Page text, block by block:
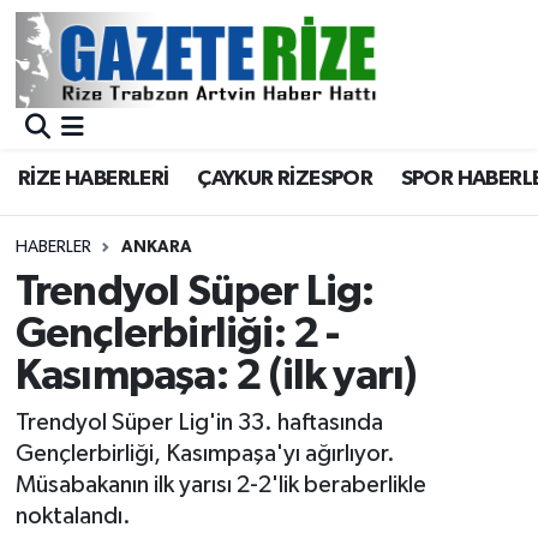
RİZE HABERLERİ ÇAYKUR RİZESPOR SPOR
HABERLER ANKARA
Trendyol Süper Lig:
Gençlerbirliği: 2 -
Kasımpaşa: 2 (ilk yarı)
Trendyol Süper Lig'in 33. haftasında
Gençlerbirliği, Kasımpaşa'yı ağırlıyor.
Müsabakanın ilk yarısı 2-2'lik beraberlikle
noktalandı.
BÖLGEMİZ
Asayiş
Rize Jandarma Komutanlığı
Bilim Teknoloji
Advertising news
Canlı Maç
Merkez Nöbetçi Eczaneler
Merkez Trafik Yoğunluk Haritası
Süper Lig Puan Durumu ve Fikstür
Tüm Manşetler
Son Dakika Haberleri
Haber Arşivi